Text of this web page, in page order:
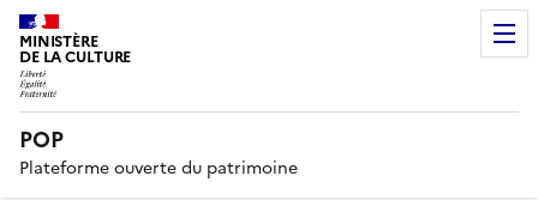
MINISTÈRE
DE LA CULTURE
POP
Plateforme ouverte du patrimoine